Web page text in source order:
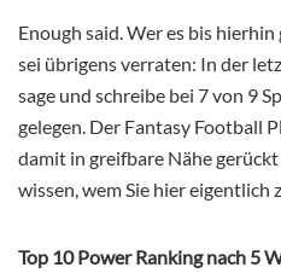
Enough said. Wer es bis
sei übrigens verraten: In der
sage und schreibe bei 7 von 9
gelegen. Der Fantasy Football
damit in greifbare Nähe
wissen, wem Sie hier eigentlich
Top 10 Power Ranking nach 5